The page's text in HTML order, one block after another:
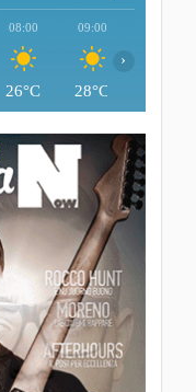
08:00
26°C
09:00
28°C
›